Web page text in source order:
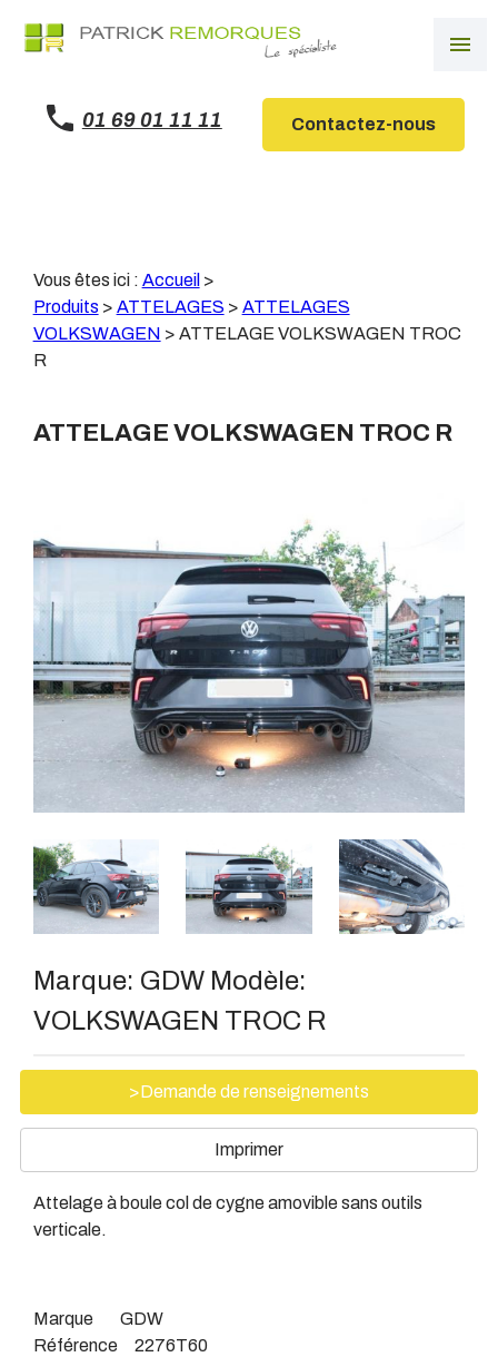
menu
01 69 01 11 11 Contactez-nous
Vous êtes ici : Accueil >
Produits > ATTELAGES > ATTELAGES
VOLKSWAGEN > ATTELAGE VOLKSWAGEN TROC
R
ATTELAGE VOLKSWAGEN TROC R
Marque: GDW Modèle:
VOLKSWAGEN TROC R
>Demande de renseignements
Imprimer
Attelage à boule col de cygne amovible sans outils
verticale.
Marque GDW
Référence 2276T60